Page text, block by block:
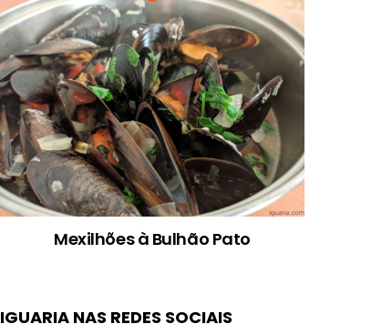
Mexilhões à Bulhão Pato
IGUARIA NAS REDES SOCIAIS